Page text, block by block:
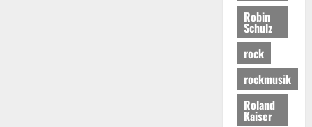
Robin
Schulz
rock
rockmusik
Roland
Kaiser